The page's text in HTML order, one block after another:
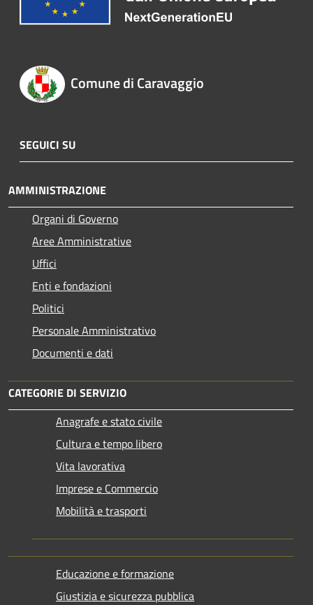
Comune di Caravaggio
SEGUICI SU
AMMINISTRAZIONE
Organi di Governo
Aree Amministrative
Uffici
Enti e fondazioni
Politici
Personale Amministrativo
Documenti e dati
CATEGORIE DI SERVIZIO
Anagrafe e stato civile
Cultura e tempo libero
Vita lavorativa
Imprese e Commercio
Mobilità e trasporti
Educazione e formazione
Giustizia e sicurezza pubblica